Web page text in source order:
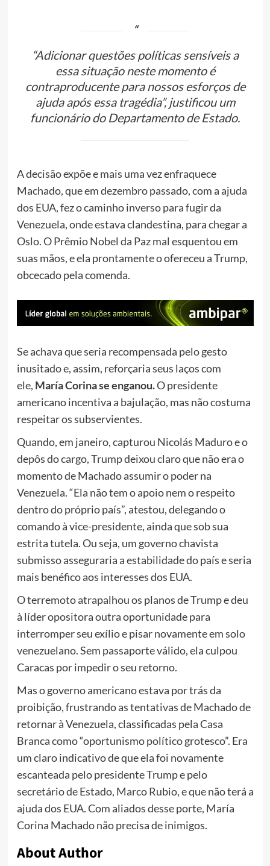
“Adicionar questões políticas sensíveis a
essa situação neste momento é
contraproducente para nossos esforços de
ajuda após essa tragédia”, justificou um
funcionário do Departamento de Estado.
A decisão expõe e mais uma vez enfraquece
Machado, que em dezembro passado, com a ajuda
dos EUA, fez o caminho inverso para fugir da
Venezuela, onde estava clandestina, para chegar a
Oslo. O Prêmio Nobel da Paz mal esquentou em
suas mãos, e ela prontamente o ofereceu a Trump,
obcecado pela comenda.
Se achava que seria recompensada pelo gesto
inusitado e, assim, reforçaria seus laços com
ele, María Corina se enganou.O presidente
americano incentiva a bajulação, mas não costuma
respeitar os subservientes.
Quando, em janeiro, capturou Nicolás Maduro e o
depôs do cargo, Trump deixou claro que não era o
momento de Machado assumir o poder na
Venezuela.“Ela não tem o apoio nem o respeito
dentro do próprio país”, atestou, delegando o
comando à vice-presidente, ainda que sob sua
estrita tutela. Ou seja, um governo chavista
submisso asseguraria a estabilidade do país e seria
mais benéfico aos interesses dos EUA.
O terremoto atrapalhou os planos de Trump e deu
à líder opositora outra oportunidade para
interromper seu exílio e pisar novamente em solo
venezuelano. Sem passaporte válido, ela culpou
Caracas por impedir o seu retorno.
Mas o governo americano estava por trás da
proibição, frustrando as tentativas de Machado de
retornar à Venezuela, classificadas pela Casa
Branca como“oportunismo político grotesco”. Era
um claro indicativo de que ela foi novamente
escanteada pelo presidente Trump e pelo
secretário de Estado, Marco Rubio, e que não terá a
ajuda dos EUA. Com aliados desse porte, María
Corina Machado não precisa de inimigos.
About Author